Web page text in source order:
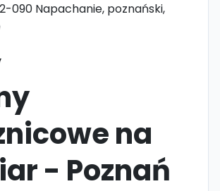
090 Napachanie, poznański,
na
- Poznań